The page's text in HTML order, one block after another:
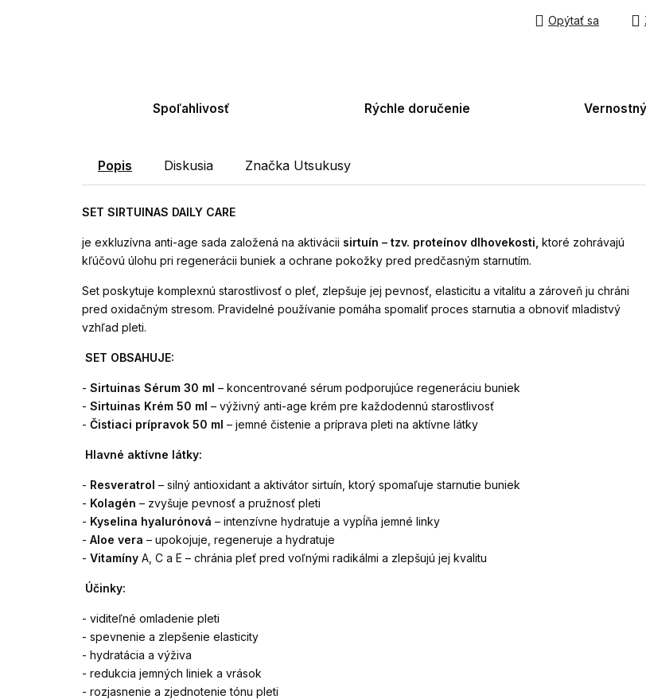
Opýtať sa
Spoľahlivosť Rýchle doručenie
Popis Diskusia Značka Utsukusy
SET SIRTUINAS DAILY CARE
je exkluzívna anti-age sada založená na aktivácii sirtuín – tzv. proteínov dlhovekosti, ktoré zohrávajú
kľúčovú úlohu pri regenerácii buniek a ochrane pokožky pred predčasným starnutím.
Set poskytuje komplexnú starostlivosť o pleť, zlepšuje jej pevnosť, elasticitu a vitalitu a zároveň ju chráni
pred oxidačným stresom. Pravidelné používanie pomáha spomaliť proces starnutia a obnoviť mladistvý
vzhľad pleti.
SET OBSAHUJE:
- Sirtuinas Sérum 30 ml – koncentrované sérum podporujúce regeneráciu buniek
- Sirtuinas Krém 50 ml – výživný anti-age krém pre každodennú starostlivosť
- Čistiaci prípravok 50 ml – jemné čistenie a príprava pleti na aktívne látky
Hlavné aktívne látky:
- Resveratrol – silný antioxidant a aktivátor sirtuín, ktorý spomaľuje starnutie buniek
- Kolagén – zvyšuje pevnosť a pružnosť pleti
- Kyselina hyalurónová – intenzívne hydratuje a vypĺňa jemné linky
- Aloe vera – upokojuje, regeneruje a hydratuje
- Vitamíny A, C a E – chránia pleť pred voľnými radikálmi a zlepšujú jej kvalitu
Účinky:
- viditeľné omladenie pleti
- spevnenie a zlepšenie elasticity
- hydratácia a výživa
- redukcia jemných liniek a vrások
- rozjasnenie a zjednotenie tónu pleti